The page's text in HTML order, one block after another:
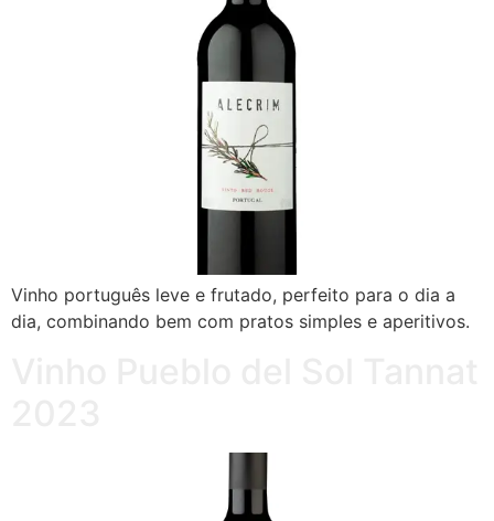
Vinho português leve e frutado, perfeito para o dia a
dia, combinando bem com pratos simples e aperitivos.